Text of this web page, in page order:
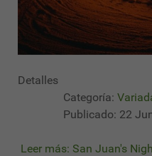
Detalles
Categoría:
Publicado: 22
Leer más: San Juan's